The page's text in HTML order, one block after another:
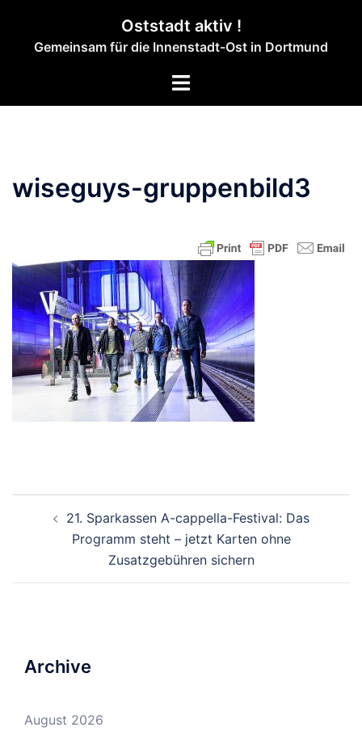
springen
Oststadt aktiv !
Gemeinsam für die Innenstadt-Ost in Dortmund
Menü
wiseguys-gruppenbild3
Navigation21. Sparkassen A-cappella-Festival: Das
Programm steht – jetzt Karten ohne
Zusatzgebühren sichern
Archive
August 2026